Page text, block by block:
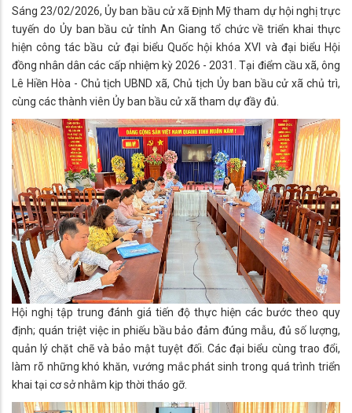
Sáng 23/02/2026, Ủy ban bầu cử xã Định Mỹ tham dự hội nghị trực
tuyến do Ủy ban bầu cử tỉnh An Giang tổ chức về triển khai thực
hiện công tác bầu cử đại biểu Quốc hội khóa XVI và đại biểu Hội
đồng nhân dân các cấp nhiệm kỳ 2026 - 2031. Tại điểm cầu xã, ông
Lê Hiền Hòa - Chủ tịch UBND xã, Chủ tịch Ủy ban bầu cử xã chủ trì,
cùng các thành viên Ủy ban bầu cử xã tham dự đầy đủ.
Hội nghị tập trung đánh giá tiến độ thực hiện các bước theo quy
định; quán triệt việc in phiếu bầu bảo đảm đúng mẫu, đủ số lượng,
quản lý chặt chẽ và bảo mật tuyệt đối. Các đại biểu cùng trao đổi,
làm rõ những khó khăn, vướng mắc phát sinh trong quá trình triển
khai tại cơ sở nhằm kịp thời tháo gỡ.